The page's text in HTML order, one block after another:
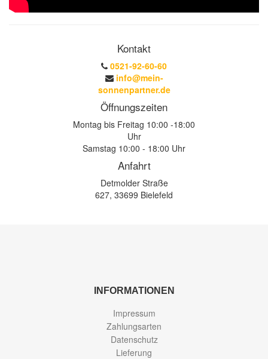
Kontakt
0521-92-60-60
info@mein-
sonnenpartner.de
Öffnungszeiten
Montag bis Freitag 10:00 -18:00
Uhr
Samstag 10:00 - 18:00 Uhr
Anfahrt
Detmolder Straße
627, 33699 Bielefeld
INFORMATIONEN
Impressum
Zahlungsarten
Datenschutz
Lieferung